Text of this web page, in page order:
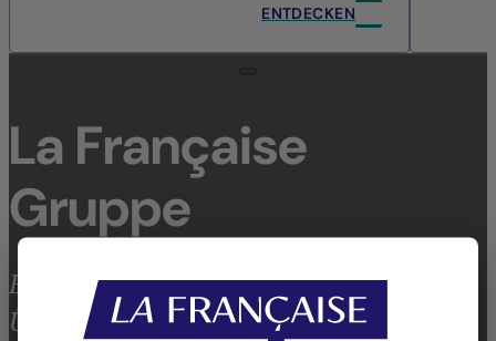
ENTDECKEN
La Française
Gruppe
Entwickelt und bietet eine
Überzeugungsbasierte Multi-Kompetenz-